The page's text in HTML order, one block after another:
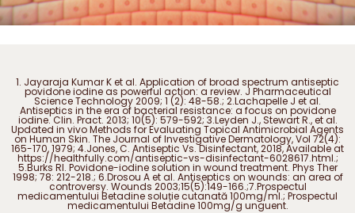
1. Jayaraja Kumar K et al. Application of broad spectrum antiseptic
povidone iodine as powerful action: a review. J Pharmaceutical
Science Technology 2009; 1 (2): 48-58.; 2.Lachapelle J et al.
Antiseptics in the era of bacterial resistance: a focus on povidone
iodine. Clin. Pract. 2013; 10(5): 579-592; 3.Leyden J., Stewart R., et al.
Updated in vivo Methods for Evaluating Topical Antimicrobial Agents
on Human Skin. The Journal of Investigative Dermatology, Vol 72(4):
165-170, 1979; 4.Jones, C. Antiseptic Vs. Disinfectant, 2018, Available at
https://healthfully.com/antiseptic-vs-disinfectant-6028617.html.;
5.Burks RI. Povidone-iodine solution in wound treatment. Phys Ther
1998; 78: 212-218.; 6.Drosou A et al. Antiseptics on wounds: an area of
controversy. Wounds 2003;15(5):149-166.;7.Prospectul
medicamentului Betadine soluție cutanată 100mg/ml.; Prospectul
medicamentului Betadine 100mg/g unguent.